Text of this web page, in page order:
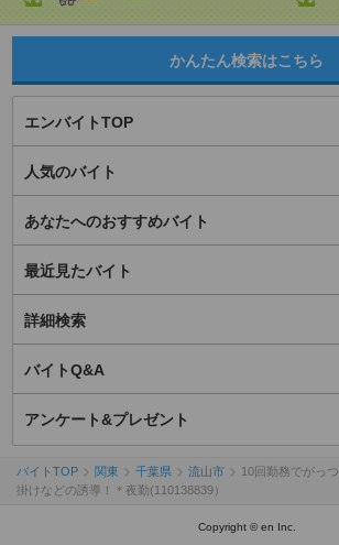
かんたん検索はこちら
エンバイトTOP
人気のバイト
あなたへのおすすめバイト
最近見たバイト
詳細検索
バイトQ&A
アンケート&プレゼント
バイトTOP 関東 千葉県 流山市
10回勤務でがっ
掛けなどの誘導！＊夜勤(110138839）
Copyright © en Inc.